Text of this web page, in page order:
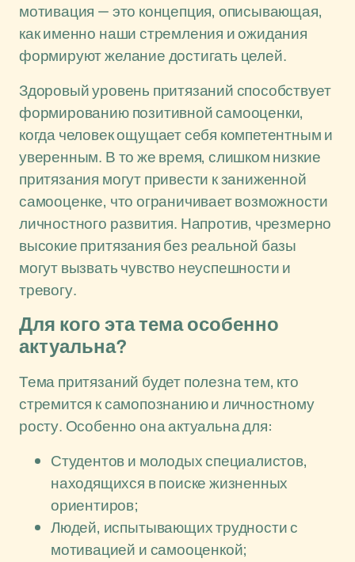
мотивация — это концепция, описывающая,
как именно наши стремления и ожидания
формируют желание достигать целей.
Здоровый уровень притязаний способствует
формированию позитивной самооценки,
когда человек ощущает себя компетентным и
уверенным. В то же время, слишком низкие
притязания могут привести к заниженной
самооценке, что ограничивает возможности
личностного развития. Напротив, чрезмерно
высокие притязания без реальной базы
могут вызвать чувство неуспешности и
тревогу.
Для кого эта тема особенно
актуальна?
Тема притязаний будет полезна тем, кто
стремится к самопознанию и личностному
росту. Особенно она актуальна для:
Студентов и молодых специалистов,
находящихся в поиске жизненных
ориентиров;
Людей, испытывающих трудности с
мотивацией и самооценкой;